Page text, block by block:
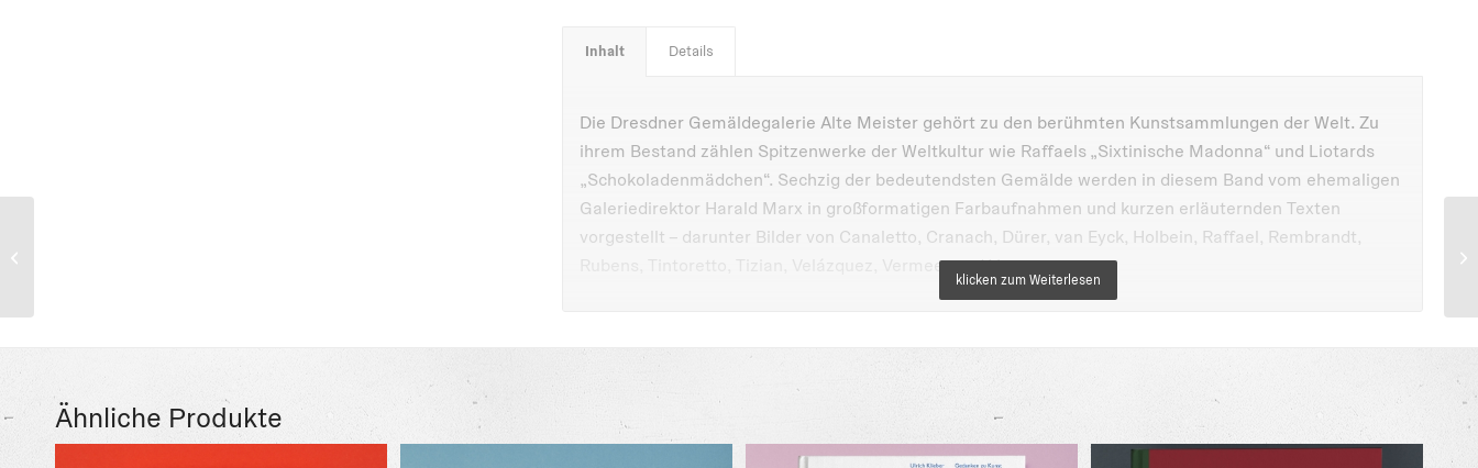
Inhalt Details
Die Dresdner Gemäldegalerie Alte Meister gehört zu den berühmten Kunstsammlungen der Welt. Zu
ihrem Bestand zählen Spitzenwerke der Weltkultur wie Raffaels „Sixtinische Madonna“ und Liotards
„Schokoladenmädchen“. Sechzig der bedeutendsten Gemälde werden in diesem Band vom ehemaligen
Galeriedirektor Harald Marx in großformatigen Farbaufnahmen und kurzen erläuternden Texten
vorgestellt – darunter Bilder von Canaletto, Cranach, Dürer, van Eyck, Holbein, Raffael, Rembrandt,
Rubens, Tintoretto, Tizian, Velázquez, Vermeer und Veronese.
Ähnliche Produkte